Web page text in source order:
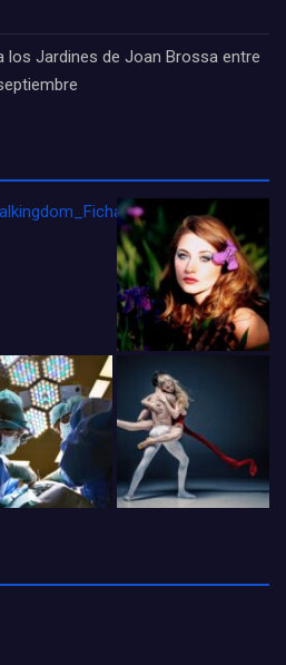
los Jardines de Joan Brossa entre